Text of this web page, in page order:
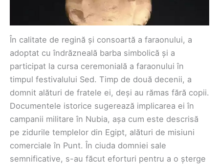
În calitate de regină și consoartă a faraonului, a
adoptat cu îndrăzneală barba simbolică și a
participat la cursa ceremonială a faraonului în
timpul festivalului Sed. Timp de două decenii, a
domnit alături de fratele ei, deși au rămas fără copii.
Documentele istorice sugerează implicarea ei în
campanii militare în Nubia, așa cum este descrisă
pe zidurile templelor din Egipt, alături de misiuni
comerciale în Punt. În ciuda domniei sale
semnificative, s-au făcut eforturi pentru a o șterge